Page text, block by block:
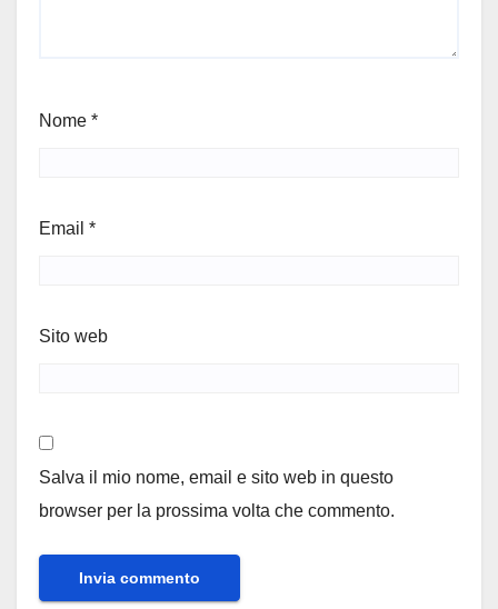
Nome *
Email *
Sito web
Salva il mio nome, email e sito web in questo
browser per la prossima volta che commento.